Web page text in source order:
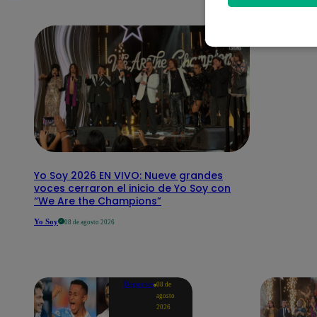
Yo Soy 2026 EN VIVO: Nueve grandes
voces cerraron el inicio de Yo Soy con
“We Are the Champions”
Yo Soy 08 de agosto 2026
Deportes 08 de
agosto
2026